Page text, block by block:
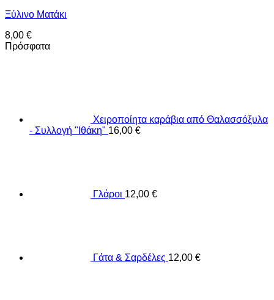
Ξύλινο Ματάκι
8,00 €
Πρόσφατα
Χειροποίητα καράβια από Θαλασσόξυλα
- Συλλογή "Ιθάκη" 16,00 €
Γλάροι 12,00 €
Γάτα & Σαρδέλες 12,00 €